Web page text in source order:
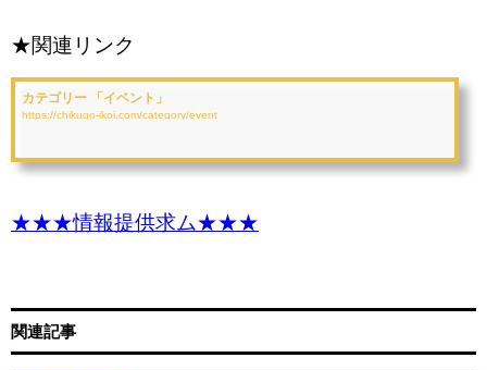
★関連リンク
カテゴリー 「イベント」
https://chikugo-ikoi.com/category/event
★★★情報提供求ム★★★
関連記事